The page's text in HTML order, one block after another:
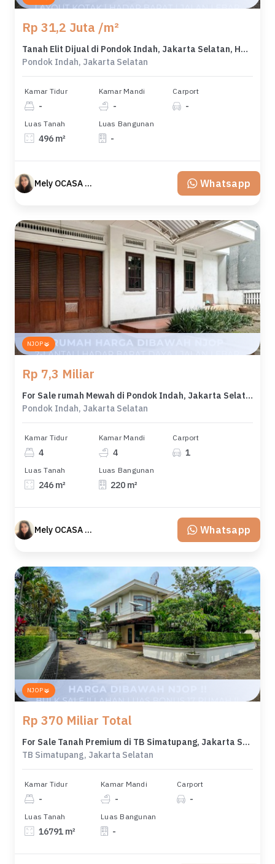
Rp 31,2 Juta /m²
Tanah Elit Dijual di Pondok Indah, Jakarta Selatan, Harga 15,5 Miliar
Pondok Indah, Jakarta Selatan
Kamar Tidur
-
Kamar Mandi
-
Carport
-
Luas Tanah
496 m²
Luas Bangunan
-
Mely OCASA PROPERTY Whatsapp
NJOP
Rp 7,3 Miliar
For Sale rumah Mewah di Pondok Indah, Jakarta Selatan - LT 246m²
Pondok Indah, Jakarta Selatan
Kamar Tidur
4
Kamar Mandi
4
Carport
1
Luas Tanah
246 m²
Luas Bangunan
220 m²
Mely OCASA PROPERTY Whatsapp
NJOP
Rp 370 Miliar Total
For Sale Tanah Premium di TB Simatupang, Jakarta Selatan, LT 16791m²
TB Simatupang, Jakarta Selatan
Kamar Tidur
-
Kamar Mandi
-
Carport
-
Luas Tanah
16791 m²
Luas Bangunan
-